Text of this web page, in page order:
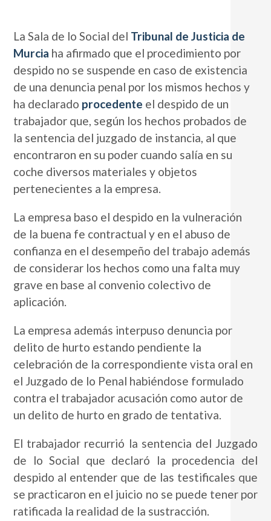
La Sala de lo Social del Tribunal de Justicia de
Murcia ha afirmado que el procedimiento por
despido no se suspende en caso de existencia
de una denuncia penal por los mismos hechos y
ha declarado procedente el despido de un
trabajador que, según los hechos probados de
la sentencia del juzgado de instancia, al que
encontraron en su poder cuando salía en su
coche diversos materiales y objetos
pertenecientes a la empresa.
La empresa baso el despido en la vulneración
de la buena fe contractual y en el abuso de
confianza en el desempeño del trabajo además
de considerar los hechos como una falta muy
grave en base al convenio colectivo de
aplicación.
La empresa además interpuso denuncia por
delito de hurto estando pendiente la
celebración de la correspondiente vista oral en
el Juzgado de lo Penal habiéndose formulado
contra el trabajador acusación como autor de
un delito de hurto en grado de tentativa.
El trabajador recurrió la sentencia del Juzgado
de lo Social que declaró la procedencia del
despido al entender que de las testificales que
se practicaron en el juicio no se puede tener por
ratificada la realidad de la sustracción.